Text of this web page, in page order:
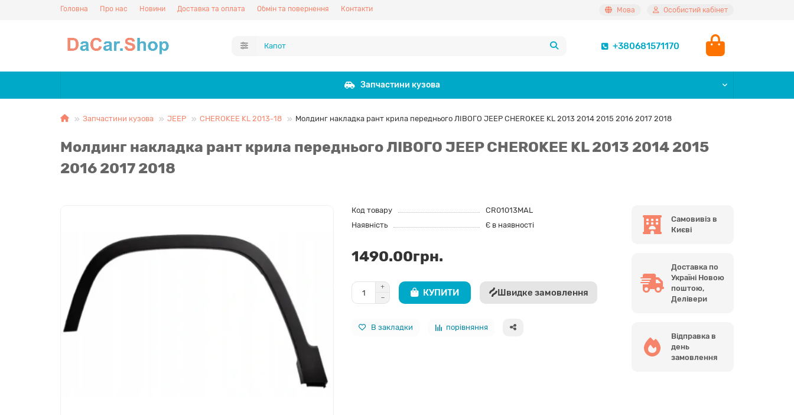
Головна Про нас Новини Доставка та оплата Обмін та повернення Контакти Мова Особистий кабінет
+380681571170
Запчастини кузова
Запчастини кузова JEEP CHEROKEE KL 2013-18 Молдинг накладка рант крила переднього ЛІВОГО JEEP CHEROKEE KL 2013 2014 2015 2016 2017 2018
Молдинг накладка рант крила переднього ЛІВОГО JEEP CHEROKEE KL 2013 2014 2015
2016 2017 2018
Код товару
CR01013MAL
Наявність
Є в наявності
1490.00грн.
КУПИТИ Швидке замовлення
В закладки порівняння
Самовивіз в
Києві
Доставка по
Україні Новою
поштою,
Делівери
Відправка в
день
замовлення